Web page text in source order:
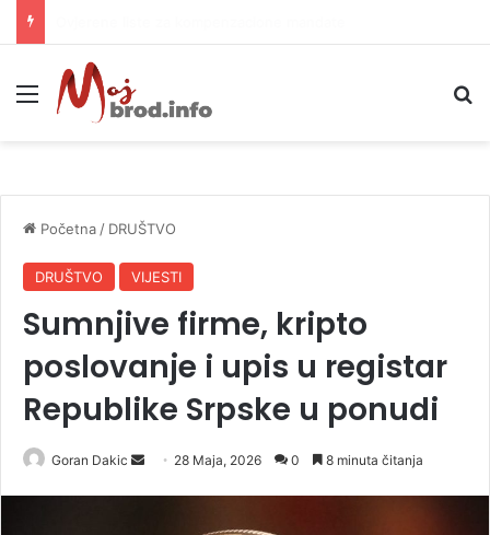
Meni
Početna / DRUŠTVO
DRUŠTVO VIJESTI
Sumnjive firme, kripto
poslovanje i upis u registar
Republike Srpske u ponudi
Goran Dakic 28 Maja, 2026 0 8 minuta čitanja